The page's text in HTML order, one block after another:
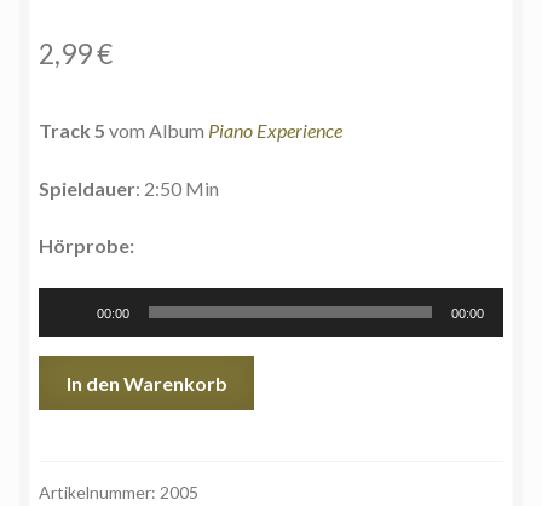
2,99€
Track 5 vom Album Piano Experience
Spieldauer: 2:50 Min
Hörprobe:
Player
00:00 00:00
Noten
In den Warenkorb
Artikelnummer: 2005